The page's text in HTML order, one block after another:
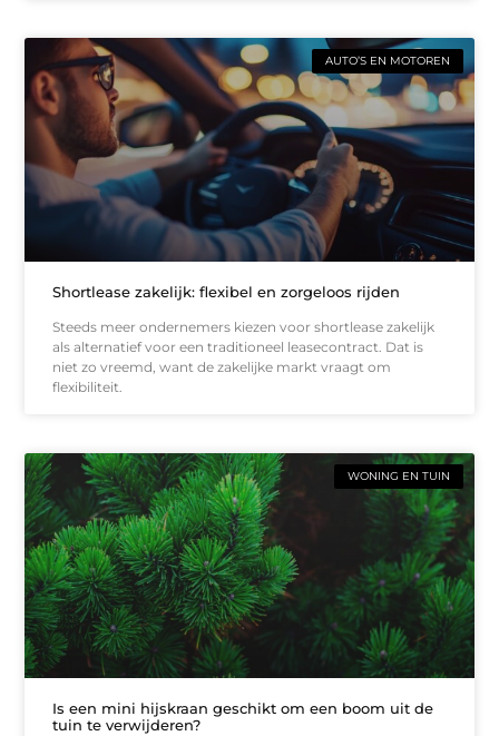
AUTO’S EN MOTOREN
Shortlease zakelijk: flexibel en zorgeloos rijden
Steeds meer ondernemers kiezen voor shortlease zakelijk
als alternatief voor een traditioneel leasecontract. Dat is
niet zo vreemd, want de zakelijke markt vraagt om
flexibiliteit.
WONING EN TUIN
Is een mini hijskraan geschikt om een boom uit de
tuin te verwijderen?